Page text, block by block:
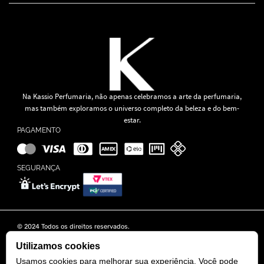
Na Kassio Perfumaria, não apenas celebramos a arte da perfumaria,
mas também exploramos o universo completo da beleza e do bem-
estar.
PAGAMENTO
SEGURANÇA
© 2024 Todos os direitos reservados.
Rua Tapajós n° 481- Edifício B&B Business - 7° Andar - Vila Brasília -
Utilizamos cookies
Usamos cookies para melhorar sua experiência. Você pode